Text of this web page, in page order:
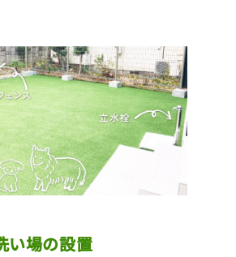
い場の設置